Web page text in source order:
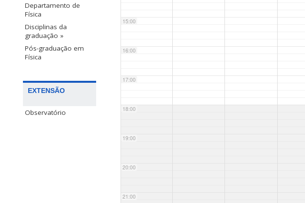
Departamento de
Física
Disciplinas da
graduação »
Pós-graduação em
Física
EXTENSÃO
Observatório
15:00
16:00
17:00
18:00
19:00
20:00
21:00